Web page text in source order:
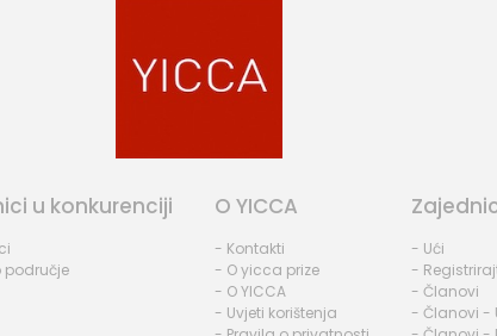
u konkurenciji
područje
O YICCA
- Kontakti
- O yicca prize
- O YICCA
- Uvjeti korištenja
- Ući
-
- Članovi
- Članovi -